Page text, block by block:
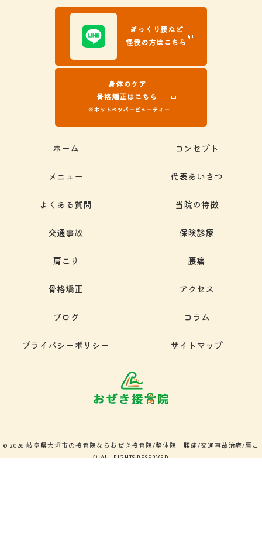
ぎっくり腰など
怪我の方はこちら
身体のケア
骨格矯正はこちら
※ホットペッパービューティー
ホーム コンセプト
メニュー 代表あいさつ
よくある質問 当院の特徴
交通事故 保険診療
肩こり 腰痛
骨格矯正 アクセス
ブログ コラム
プライバシーポリシー サイトマップ
© 2026 岐阜県大垣市の接骨院ならおぜき接骨院/整体院｜腰痛/交通事故治療/肩こ
り ALL RIGHTS RESERVED.